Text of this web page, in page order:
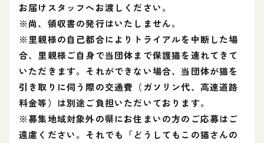
お届けスタッフへお渡しください。
※尚、領収書の発行はいたしません。
※里親様の自己都合によりトライアルを中断した場
合、里親様ご自身で当団体まで保護猫を連れてきて
いただきます。それができない場合、当団体が猫を
引き取りに伺う際の交通費（ガソリン代、高速道路
料金等）は別途ご負担いただいております。
※募集地域対象外の県にお住まいの方のご応募はご
遠慮ください。それでも「どうしてもこの猫さんの